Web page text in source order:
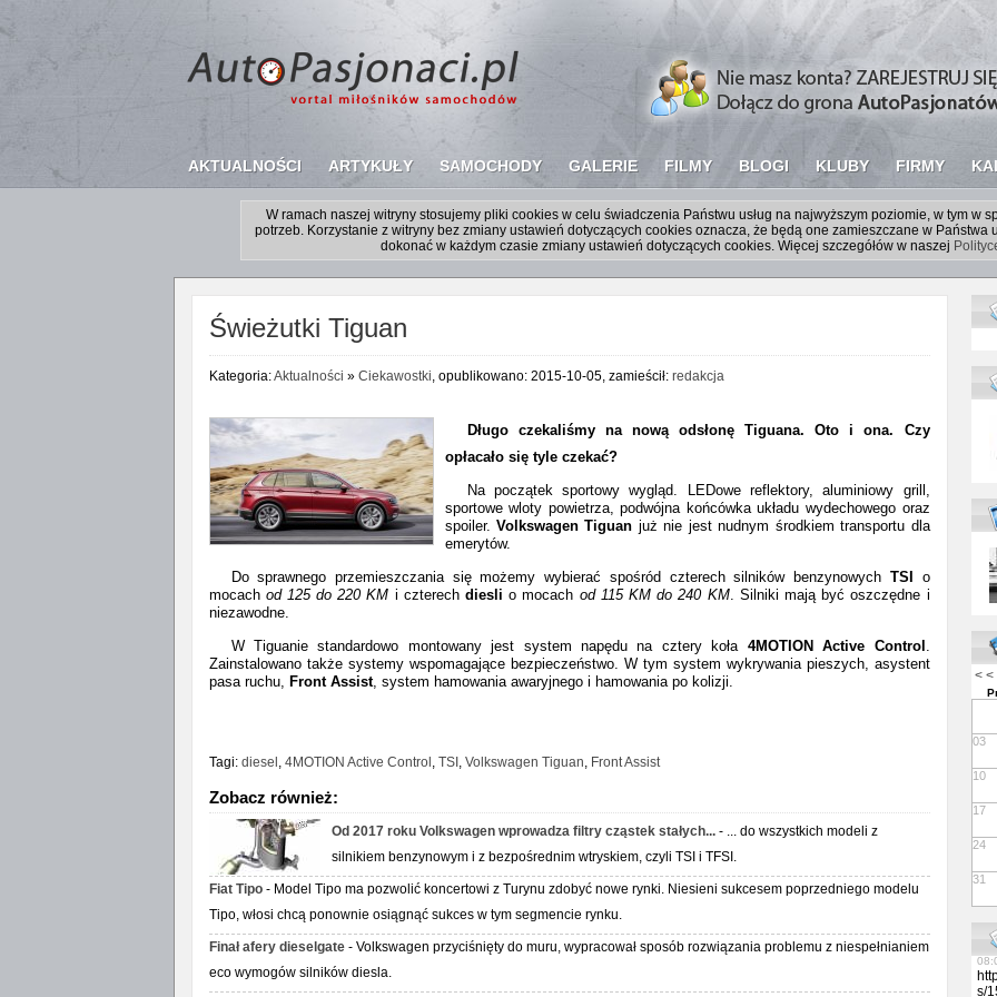
AKTUALNOŚCI ARTYKUŁY SAMOCHODY GALERIE FILMY BLOGI KLUBY FIRMY
W ramach naszej witryny stosujemy pliki cookies w celu świadczenia Państwu usług na najwyższym poziomie, w tym w
potrzeb. Korzystanie z witryny bez zmiany ustawień dotyczących cookies oznacza, że będą one zamieszczane w
dokonać w każdym czasie zmiany ustawień dotyczących cookies. Więcej szczegółów w naszej
Świeżutki Tiguan
Kategoria:Aktualności » Ciekawostki, opublikowano: 2015-10-05, zamieścił: redakcja
Długo czekaliśmy na nową odsłonę Tiguana. Oto i ona. Czy
opłacało się tyle czekać?
Na początek sportowy wygląd. LEDowe reflektory, aluminiowy grill,
sportowe wloty powietrza, podwójna końcówka układu wydechowego oraz
spoiler. Volkswagen Tiguan już nie jest nudnym środkiem transportu dla
emerytów.
Do sprawnego przemieszczania się możemy wybierać spośród czterech silników benzynowych TSI
o
mocach od 125 do 220 KM i czterechdiesli o mocach od 115 KM do 240 KM. Silniki mają być oszczędne i
niezawodne.
W Tiguanie standardowo montowany jest system napędu na cztery koła 4MOTION Active Control .
Zainstalowano także systemy wspomagające bezpieczeństwo. W tym system wykrywania pieszych, asystent
pasa ruchu, Front Assist, system hamowania awaryjnego i hamowania po kolizji.
Tagi: diesel , 4MOTION Active Control , TSI , Volkswagen Tiguan, Front Assist
Zobacz również:
Od 2017 roku Volkswagen wprowadza filtry cząstek stałych...- ... do wszystkich modeli z
silnikiem benzynowym i z bezpośrednim wtryskiem, czyli TSI i TFSI.
Fiat Tipo- Model Tipo ma pozwolić koncertowi z Turynu zdobyć nowe rynki. Niesieni sukcesem poprzedniego modelu
Tipo, włosi chcą ponownie osiągnąć sukces w tym segmencie rynku.
Finał afery dieselgate - Volkswagen przyciśnięty do muru, wypracował sposób rozwiązania problemu z niespełnianiem
eco wymogów silników diesla.
< <
03
10
17
24
31
s/